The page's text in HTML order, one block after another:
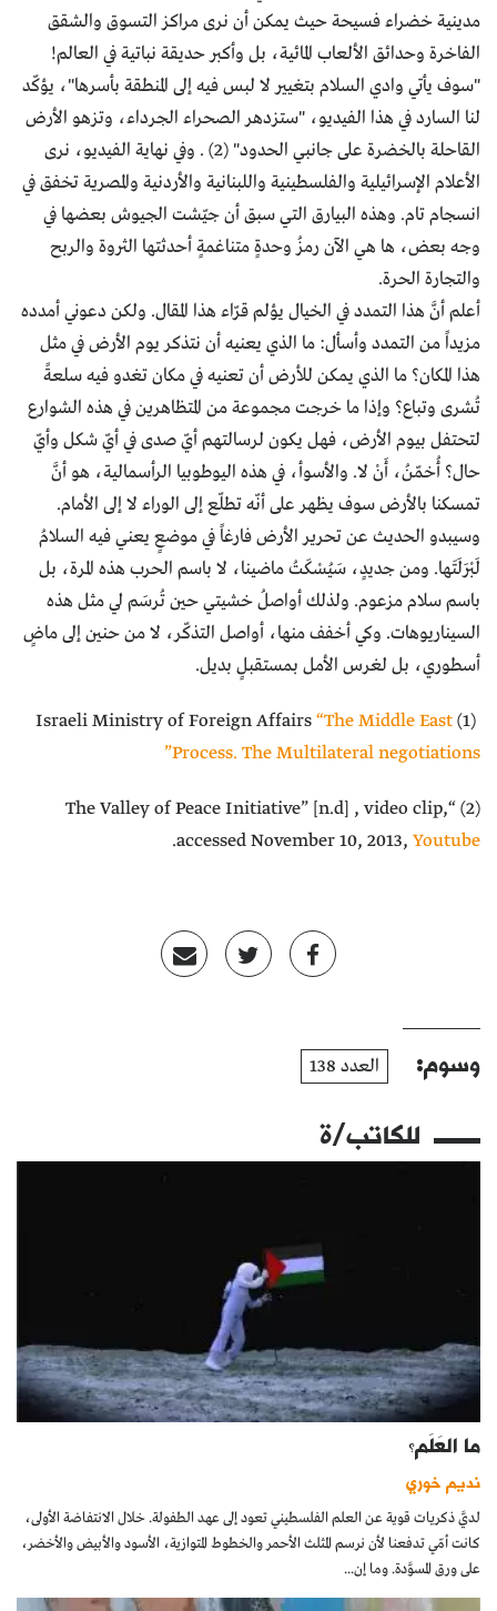
مدينية خضراء فسيحة حيث يمكن أن نرى مراكز التسوق والشقق
الفاخرة وحدائق الألعاب المائية، بل وأكبر حديقة نباتية في العالم!
"سوف يأتي وادي السلام بتغيير لا لبس فيه إلى المنطقة بأسرها"، يؤكّد
لنا السارد في هذا الفيديو، "ستزدهر الصحراء الجرداء، وتزهو الأرض
القاحلة بالخضرة على جانبي الحدود" (2) . وفي نهاية الفيديو، نرى
الأعلام الإسرائيلية والفلسطينية واللبنانية والأردنية والمصرية تخفق في
انسجام تام. وهذه البيارق التي سبق أن جيّشت الجيوش بعضها في
وجه بعض، ها هي الآن رمزُ وحدةٍ متناغمةٍ أحدثتها الثروة والربح
والتجارة الحرة.
أعلم أنَّ هذا التمدد في الخيال يؤلم قرّاء هذا المقال. ولكن دعوني أمدده
مزيداً من التمدد وأسأل: ما الذي يعنيه أن نتذكر يوم الأرض في مثل
هذا المكان؟ ما الذي يمكن للأرض أن تعنيه في مكان تغدو فيه سلعةً
تُشرى وتباع؟ وإذا ما خرجت مجموعة من المتظاهرين في هذه الشوارع
لتحتفل بيوم الأرض، فهل يكون لرسالتهم أيّ صدى في أيّ شكل وأيّ
حال؟ أُخمّنُ، أَنْ لا. والأسوأ، في هذه اليوطوبيا الرأسمالية، هو أنَّ
تمسكنا بالأرض سوف يظهر على أنّه تطلّع إلى الوراء لا إلى الأمام.
وسيبدو الحديث عن تحرير الأرض فارغاً في موضعٍ يعني فيه السلامُ
لَبْرَلَتَها. ومن جديدٍ، سَيُسْكَتُ ماضينا، لا باسم الحرب هذه المرة، بل
باسم سلام مزعوم. ولذلك أواصلُ خشيتي حين تُرسَم لي مثل هذه
السيناريوهات. وكي أخفف منها، أواصل التذكّر، لا من حنين إلى ماضٍ
أسطوري، بل لغرس الأمل بمستقبلٍ بديل.
(1) Israeli Ministry of Foreign Affairs
“The Middle East
Process. The Multilateral negotiations”
(2) “The Valley of Peace Initiative” [n.d] , video clip,
accessed November 10, 2013, Youtube
.
وسوم: العدد 138
للكاتب/ة
ما العَلَم؟
نديم خوري
لديَّ ذكريات قوية عن العلم الفلسطيني تعود إلى عهد الطفولة. خلال الانتفاضة الأولى،
كانت أمّي تدفعنا لأن نرسم المثلث الأحمر والخطوط المتوازية، الأسود والأبيض والأخضر،
على ورق المسوَّدة. وما إن...